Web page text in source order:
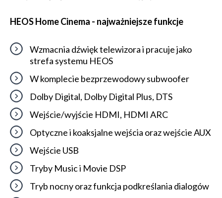
HEOS Home Cinema - najważniejsze funkcje
Wzmacnia dźwięk telewizora i pracuje jako
strefa systemu HEOS
W komplecie bezprzewodowy subwoofer
Dolby Digital, Dolby Digital Plus, DTS
Wejście/wyjście HDMI, HDMI ARC
Optyczne i koaksjalne wejścia oraz wejście AUX
Wejście USB
Tryby Music i Movie DSP
Tryb nocny oraz funkcja podkreślania dialogów